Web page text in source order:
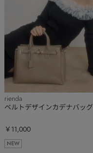
rienda
ベルトデザインカデナバッグ
￥11,000
NEW